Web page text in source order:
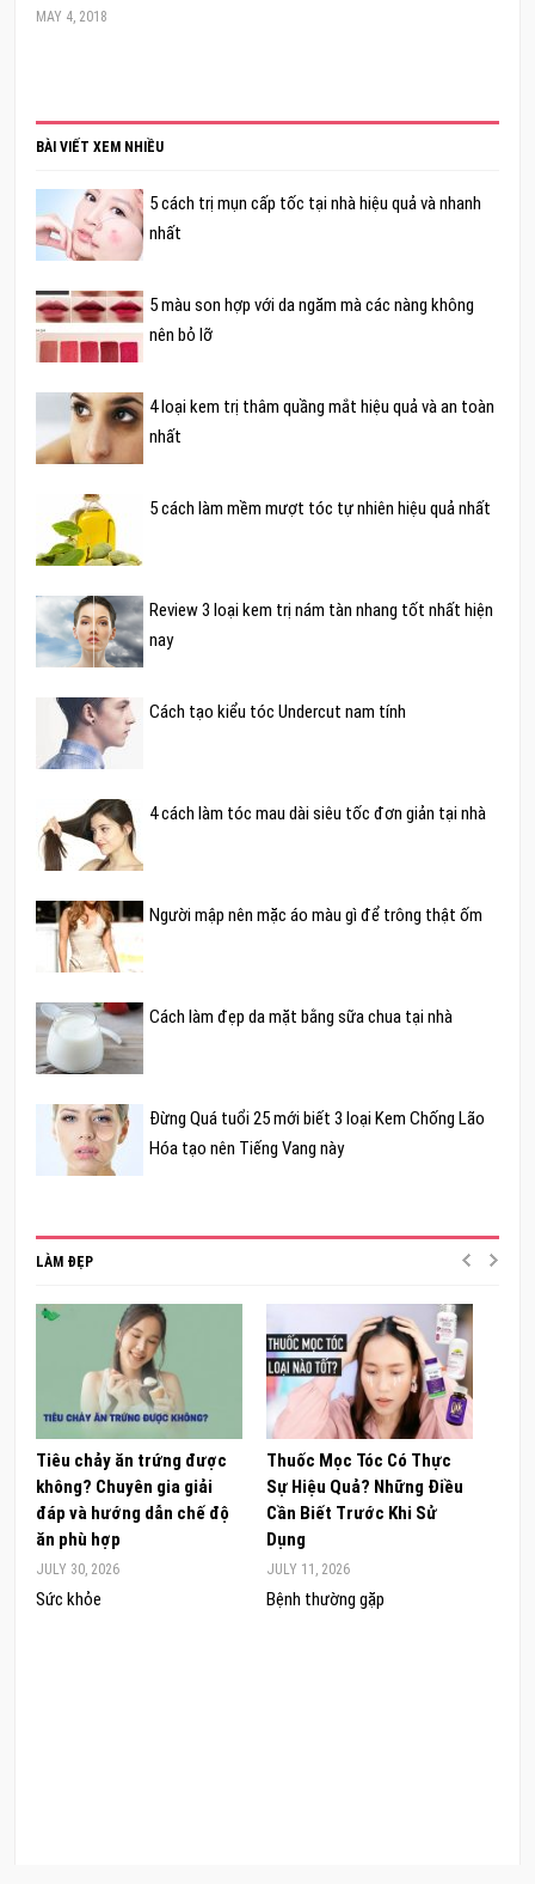
MAY 4, 2018
BÀI VIẾT XEM NHIỀU
5 cách trị mụn cấp tốc tại nhà hiệu quả và nhanh
nhất
5 màu son hợp với da ngăm mà các nàng không
nên bỏ lỡ
4 loại kem trị thâm quầng mắt hiệu quả và an toàn
nhất
5 cách làm mềm mượt tóc tự nhiên hiệu quả nhất
Review 3 loại kem trị nám tàn nhang tốt nhất hiện
nay
Cách tạo kiểu tóc Undercut nam tính
4 cách làm tóc mau dài siêu tốc đơn giản tại nhà
Người mập nên mặc áo màu gì để trông thật ốm
Cách làm đẹp da mặt bằng sữa chua tại nhà
Đừng Quá tuổi 25 mới biết 3 loại Kem Chống Lão
Hóa tạo nên Tiếng Vang này
LÀM ĐẸP
Tiêu chảy ăn trứng được
không? Chuyên gia giải
đáp và hướng dẫn chế độ
ăn phù hợp
JULY 30, 2026
Sức khỏe
Thuốc Mọc Tóc Có Thực
Sự Hiệu Quả? Những Điều
Cần Biết Trước Khi Sử
Dụng
JULY 11, 2026
Bệnh thường gặp